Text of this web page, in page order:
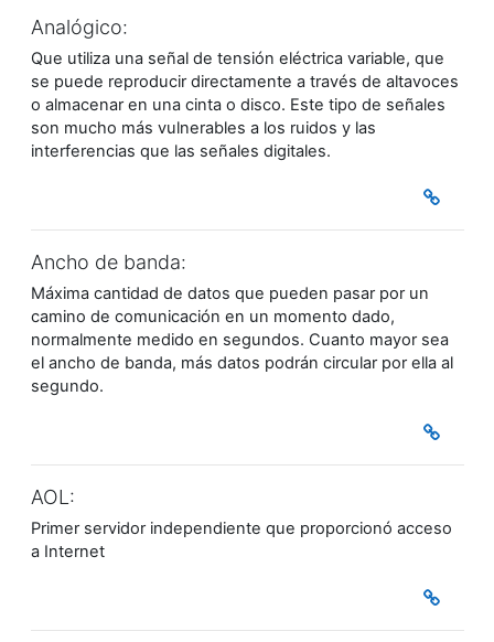
Analógico:
Que utiliza una señal de tensión eléctrica variable, que
se puede reproducir directamente a través de altavoces
o almacenar en una cinta o disco. Este tipo de señales
son mucho más vulnerables a los ruidos y las
interferencias que las señales digitales.
Ancho de banda:
Máxima cantidad de datos que pueden pasar por un
camino de comunicación en un momento dado,
normalmente medido en segundos. Cuanto mayor sea
el ancho de banda, más datos podrán circular por ella al
segundo.
AOL:
Primer servidor independiente que proporcionó acceso
a Internet